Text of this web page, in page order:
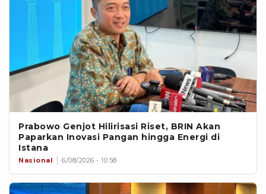
Prabowo Genjot Hilirisasi Riset, BRIN Akan
Paparkan Inovasi Pangan hingga Energi di
Istana
Nasional 6/08/2026 - 10:58